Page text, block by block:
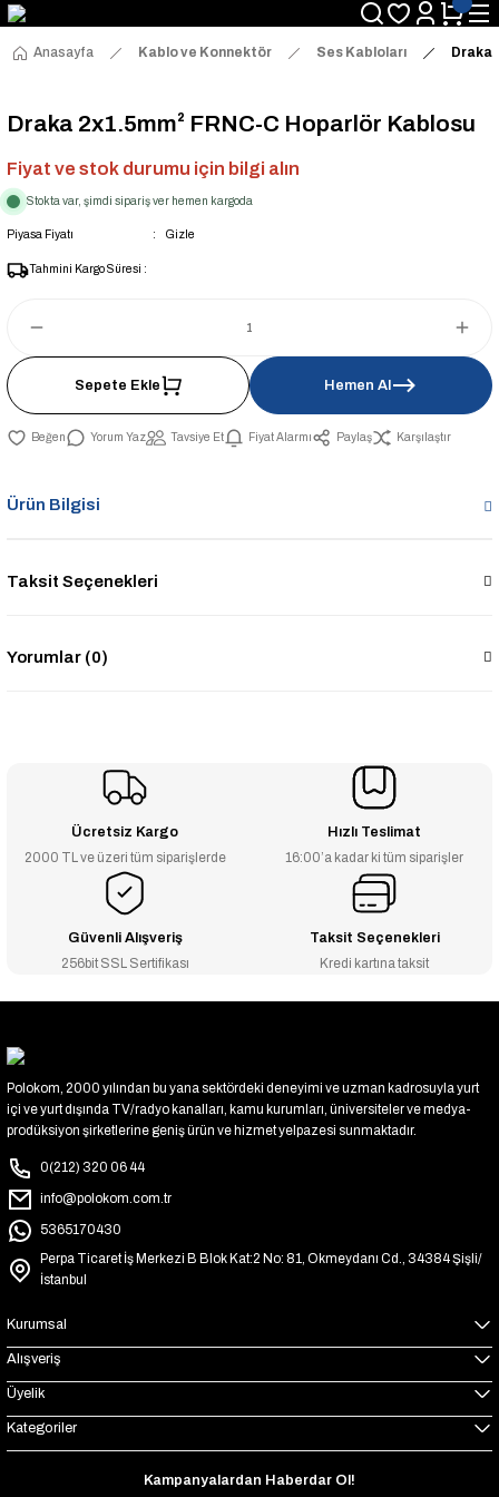
Anasayfa Kablo ve Konnektör Ses Kabloları Draka
Draka 2x1.5mm² FRNC-C Hoparlör Kablosu
Fiyat ve stok durumu için bilgi alın
Stokta var, şimdi sipariş ver hemen kargoda
Piyasa Fiyatı Gizle
Tahmini Kargo Süresi :
Sepete Ekle Hemen Al
Yorum Yaz Tavsiye Et Fiyat Alarmı Paylaş Karşılaştır
Ürün Bilgisi
Taksit Seçenekleri
Yorumlar (0)
Ücretsiz Kargo
2000 TL ve üzeri tüm siparişlerde
Hızlı Teslimat
16:00’a kadar ki tüm siparişler
Güvenli Alışveriş
256bit SSL Sertifikası
Taksit Seçenekleri
Kredi kartına taksit
Polokom, 2000 yılından bu yana sektördeki deneyimi ve uzman kadrosuyla yurt
içi ve yurt dışında TV/radyo kanalları, kamu kurumları, üniversiteler ve medya-
prodüksiyon şirketlerine geniş ürün ve hizmet yelpazesi sunmaktadır.
0(212) 320 06 44
info@polokom.com.tr
5365170430
Perpa Ticaret İş Merkezi B Blok Kat:2 No: 81, Okmeydanı Cd., 34384 Şişli/
İstanbul
Kurumsal
Alışveriş
Üyelik
Kategoriler
Kampanyalardan Haberdar Ol!